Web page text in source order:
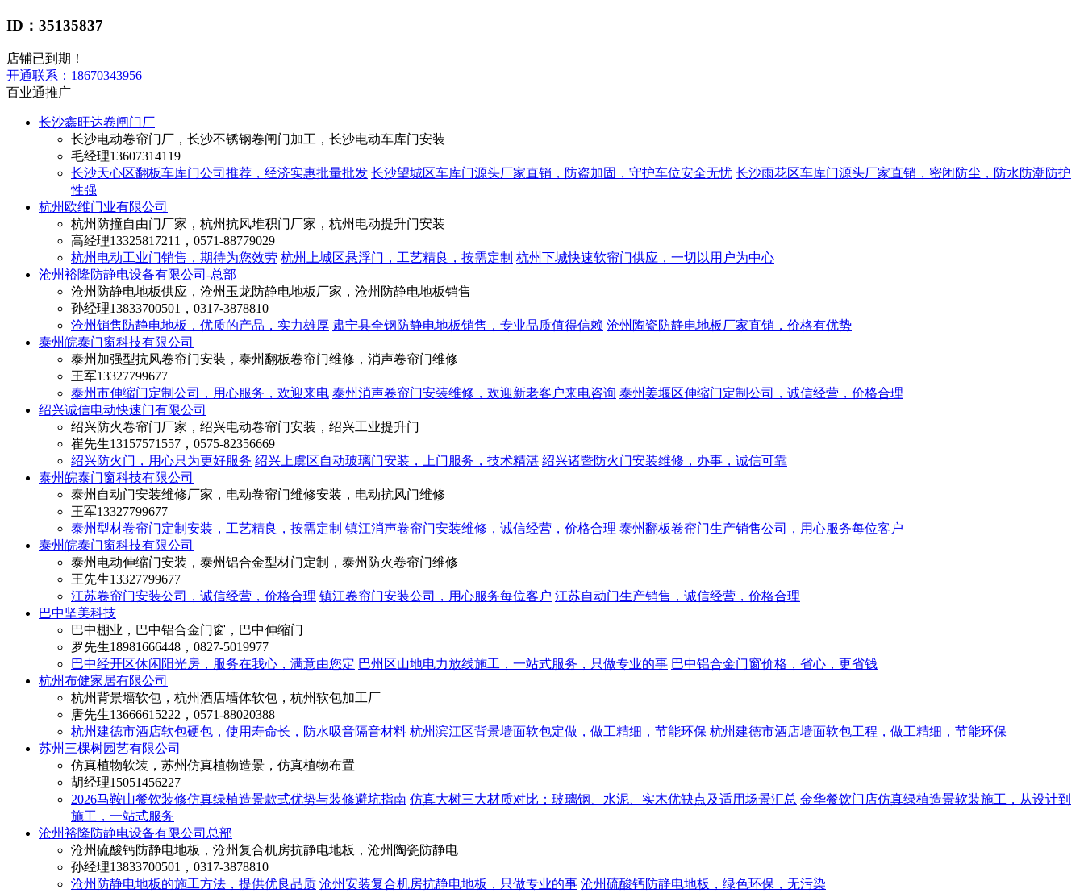
ID：35135837
店铺已到期！
开通联系： 18670343956
百业通推广
长沙鑫旺达卷闸门厂
长沙电动卷帘门厂，长沙不锈钢卷闸门加工，长沙电动车库门安装
毛经理13607314119
长沙天心区翻板车库门公司推荐，经济实惠批量批发 长沙望城区车库门源头厂家直销，防盗加固，守护车位安全无忧 长沙雨花区车库门源头厂家直销，密闭防尘，防水防潮防护
性强
杭州欧维门业有限公司
杭州防撞自由门厂家，杭州抗风堆积门厂家，杭州电动提升门安装
高经理13325817211，0571-88779029
杭州电动工业门销售，期待为您效劳 杭州上城区悬浮门，工艺精良，按需定制 杭州下城快速软帘门供应，一切以用户为中心
沧州裕隆防静电设备有限公司-总部
沧州防静电地板供应，沧州玉龙防静电地板厂家，沧州防静电地板销售
孙经理13833700501，0317-3878810
沧州销售防静电地板，优质的产品，实力雄厚 肃宁县全钢防静电地板销售，专业品质值得信赖 沧州陶瓷防静电地板厂家直销，价格有优势
泰州皖泰门窗科技有限公司
泰州加强型抗风卷帘门安装，泰州翻板卷帘门维修，消声卷帘门维修
王军13327799677
泰州市伸缩门定制公司，用心服务，欢迎来电 泰州消声卷帘门安装维修，欢迎新老客户来电咨询 泰州姜堰区伸缩门定制公司，诚信经营，价格合理
绍兴诚信电动快速门有限公司
绍兴防火卷帘门厂家，绍兴电动卷帘门安装，绍兴工业提升门
崔先生13157571557，0575-82356669
绍兴防火门，用心只为更好服务 绍兴上虞区自动玻璃门安装，上门服务，技术精湛 绍兴诸暨防火门安装维修，办事，诚信可靠
泰州皖泰门窗科技有限公司
泰州自动门安装维修厂家，电动卷帘门维修安装，电动抗风门维修
王军13327799677
泰州型材卷帘门定制安装，工艺精良，按需定制 镇江消声卷帘门安装维修，诚信经营，价格合理 泰州翻板卷帘门生产销售公司，用心服务每位客户
泰州皖泰门窗科技有限公司
泰州电动伸缩门安装，泰州铝合金型材门定制，泰州防火卷帘门维修
王先生13327799677
江苏卷帘门安装公司，诚信经营，价格合理 镇江卷帘门安装公司，用心服务每位客户 江苏自动门生产销售，诚信经营，价格合理
巴中坚美科技
巴中棚业，巴中铝合金门窗，巴中伸缩门
罗先生18981666448，0827-5019977
巴中经开区休闲阳光房，服务在我心，满意由您定 巴州区山地电力放线施工，一站式服务，只做专业的事 巴中铝合金门窗价格，省心，更省钱
杭州布健家居有限公司
杭州背景墙软包，杭州酒店墙体软包，杭州软包加工厂
唐先生13666615222，0571-88020388
杭州建德市酒店软包硬包，使用寿命长，防水吸音隔音材料 杭州滨江区背景墙面软包定做，做工精细，节能环保 杭州建德市酒店墙面软包工程，做工精细，节能环保
苏州三棵树园艺有限公司
仿真植物软装，苏州仿真植物造景，仿真植物布置
胡经理15051456227
2026马鞍山餐饮装修仿真绿植造景款式优势与装修避坑指南 仿真大树三大材质对比：玻璃钢、水泥、实木优缺点及适用场景汇总 金华餐饮门店仿真绿植造景软装施工，从设计到
施工，一站式服务
沧州裕隆防静电设备有限公司总部
沧州硫酸钙防静电地板，沧州复合机房抗静电地板，沧州陶瓷防静电
孙经理13833700501，0317-3878810
沧州防静电地板的施工方法，提供优良品质 沧州安装复合机房抗静电地板，只做专业的事 沧州硫酸钙防静电地板，绿色环保，无污染